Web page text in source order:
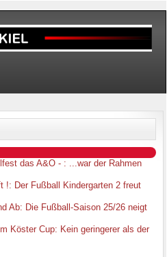
das A&O - : ...war der Rahmen
!: Der Fußball Kindergarten 2 freut
Ab: Die Fußball-Saison 25/26 neigt
Köster Cup: Kein geringerer als der